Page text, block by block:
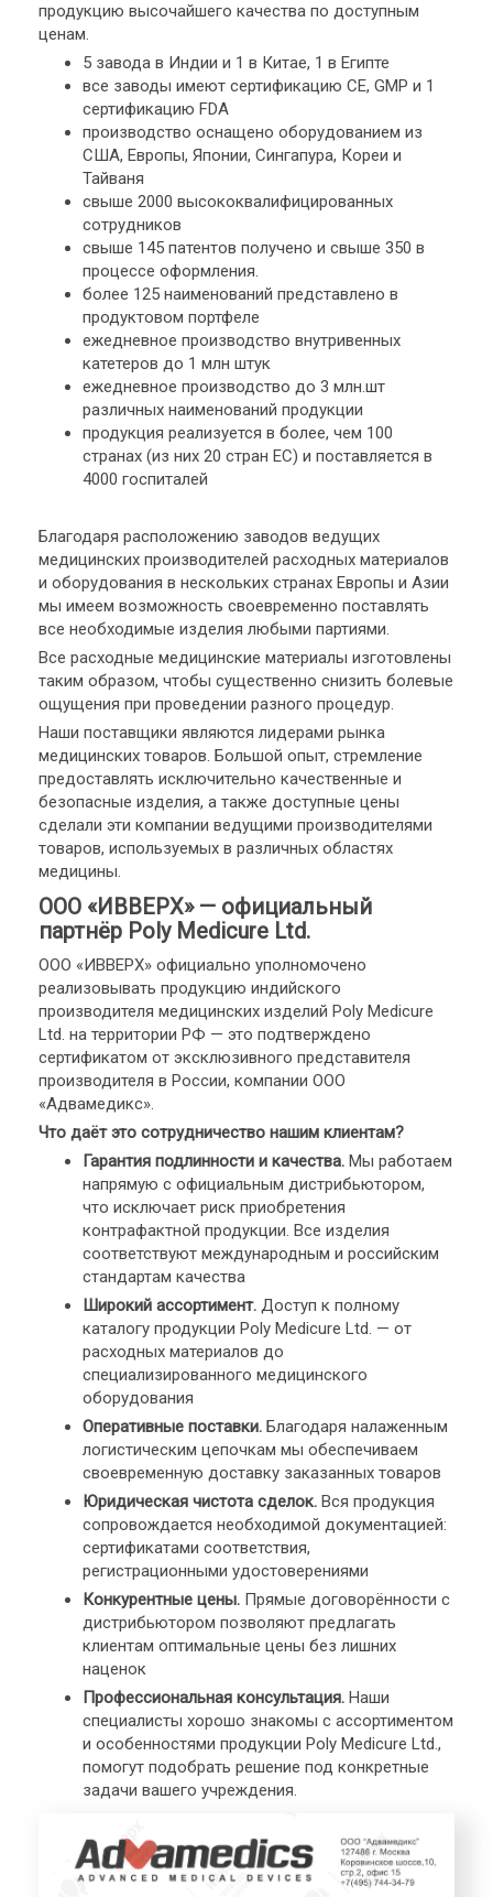
продукцию высочайшего качества по доступным
ценам.
5 завода в Индии и 1 в Китае, 1 в Египте
все заводы имеют сертификацию CE, GMP и 1
сертификацию FDA
производство оснащено оборудованием из
США, Европы, Японии, Сингапура, Кореи и
Тайваня
свыше 2000 высококвалифицированных
сотрудников
свыше 145 патентов получено и свыше 350 в
процессе оформления.
более 125 наименований представлено в
продуктовом портфеле
ежедневное производство внутривенных
катетеров до 1 млн штук
ежедневное производство до 3 млн.шт
различных наименований продукции
продукция реализуется в более, чем 100
странах (из них 20 стран ЕС) и поставляется в
4000 госпиталей
Благодаря расположению заводов ведущих
медицинских производителей расходных материалов
и оборудования в нескольких странах Европы и Азии
мы имеем возможность своевременно поставлять
все необходимые изделия любыми партиями.
Все расходные медицинские материалы изготовлены
таким образом, чтобы существенно снизить болевые
ощущения при проведении разного процедур.
Наши поставщики являются лидерами рынка
медицинских товаров. Большой опыт, стремление
предоставлять исключительно качественные и
безопасные изделия, а также доступные цены
сделали эти компании ведущими производителями
товаров, используемых в различных областях
медицины.
ООО «ИВВЕРХ» — официальный
партнёр Poly Medicure Ltd.
ООО «ИВВЕРХ» официально уполномочено
реализовывать продукцию индийского
производителя медицинских изделий Poly Medicure
Ltd. на территории РФ — это подтверждено
сертификатом от эксклюзивного представителя
производителя в России, компании ООО
«Адвамедикс».
Что даёт это сотрудничество нашим клиентам?
Гарантия подлинности и качества. Мы работаем
напрямую с официальным дистрибьютором,
что исключает риск приобретения
контрафактной продукции. Все изделия
соответствуют международным и российским
стандартам качества
Широкий ассортимент. Доступ к полному
каталогу продукции Poly Medicure Ltd. — от
расходных материалов до
специализированного медицинского
оборудования
Оперативные поставки. Благодаря налаженным
логистическим цепочкам мы обеспечиваем
своевременную доставку заказанных товаров
Юридическая чистота сделок. Вся продукция
сопровождается необходимой документацией:
сертификатами соответствия,
регистрационными удостоверениями
Конкурентные цены. Прямые договорённости с
дистрибьютором позволяют предлагать
клиентам оптимальные цены без лишних
наценок
Профессиональная консультация. Наши
специалисты хорошо знакомы с ассортиментом
и особенностями продукции Poly Medicure Ltd.,
помогут подобрать решение под конкретные
задачи вашего учреждения.